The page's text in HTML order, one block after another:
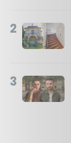
2
3